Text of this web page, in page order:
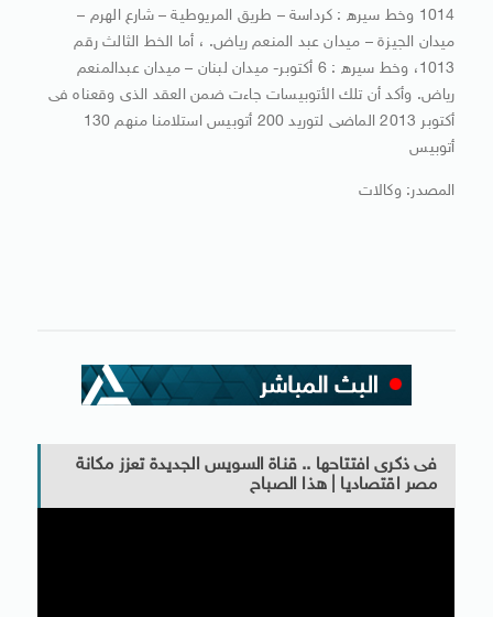
1014‏ ﻭﺧﻂ ﺳﻴﺮﻩ : ﻛﺮﺩﺍﺳﺔ – ﻃﺮﻳﻖ ﺍﻟﻤﺮﻳﻮﻃﻴﺔ – ﺷﺎﺭﻉ ﺍﻟﻬﺮﻡ –
ﻣﻴﺪﺍﻥ ﺍﻟﺠﻴﺰﺓ – ﻣﻴﺪﺍﻥ ﻋﺒﺪ ﺍﻟﻤﻨﻌﻢ ﺭﻳﺎﺽ‏. ، أما ﺍﻟﺨﻂ ﺍﻟﺜﺎﻟﺚ ﺭﻗﻢ ‏
1013‏، ﻭﺧﻂ ﺳﻴﺮﻩ ‏: 6 أكتوبر- ميدان لبنان – ميدان عبدالمنعم
رياض. وأكد أن تلك الأتوبيسات جاءت ضمن العقد الذى وقعناه فى
أكتوبر 2013 الماضى لتوريد 200 أتوبيس استلامنا منهم 130
أتوبيس
المصدر: وكالات
فى ذكرى افتتاحها .. قناة السويس الجديدة تعزز مكانة
مصر اقتصاديا | هذا الصباح